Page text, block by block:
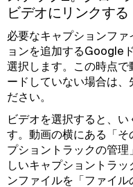
ビデオにリンクする
必要なキャプションフ
ョンを追加するGoogle
選択します。この時点
ードしていない場合は、
ださい。
ビデオを選択すると、
す。動画の横にある「
プショントラックの管
しいキャプショントラ
ンファイルを「ファイ